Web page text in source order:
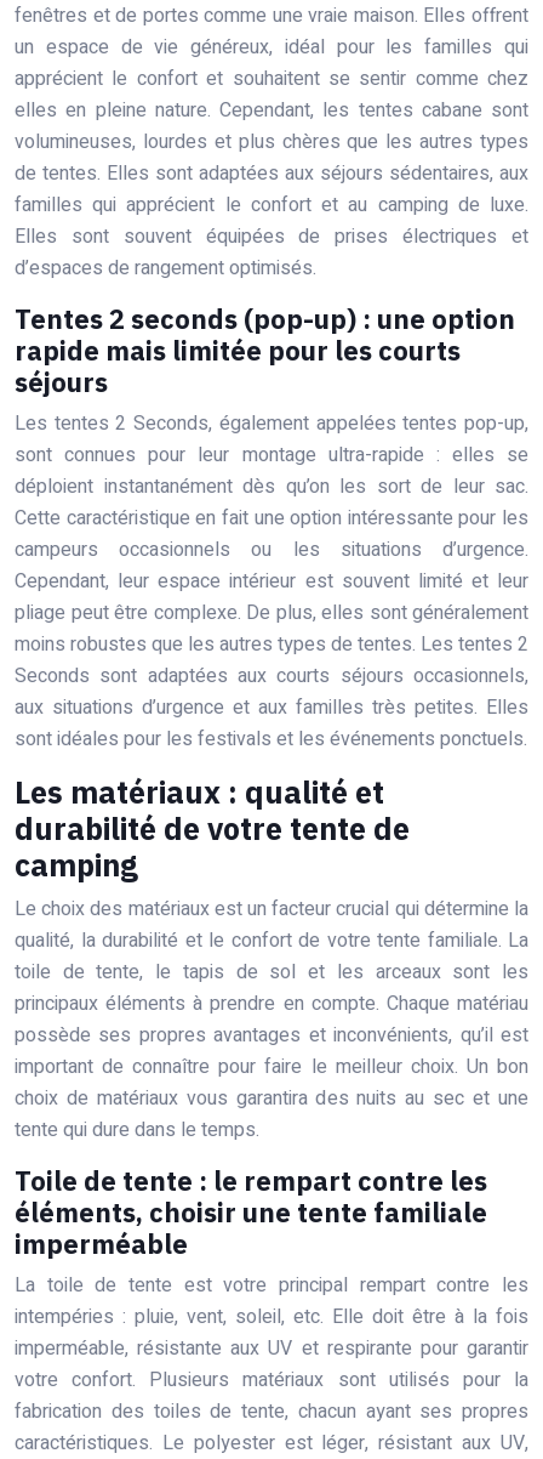
fenêtres et de portes comme une vraie maison. Elles offrent
un espace de vie généreux, idéal pour les familles qui
apprécient le confort et souhaitent se sentir comme chez
elles en pleine nature. Cependant, les tentes cabane sont
volumineuses, lourdes et plus chères que les autres types
de tentes. Elles sont adaptées aux séjours sédentaires, aux
familles qui apprécient le confort et au camping de luxe.
Elles sont souvent équipées de prises électriques et
d’espaces de rangement optimisés.
Tentes 2 seconds (pop-up) : une option
rapide mais limitée pour les courts
séjours
Les tentes 2 Seconds, également appelées tentes pop-up,
sont connues pour leur montage ultra-rapide : elles se
déploient instantanément dès qu’on les sort de leur sac.
Cette caractéristique en fait une option intéressante pour les
campeurs occasionnels ou les situations d’urgence.
Cependant, leur espace intérieur est souvent limité et leur
pliage peut être complexe. De plus, elles sont généralement
moins robustes que les autres types de tentes. Les tentes 2
Seconds sont adaptées aux courts séjours occasionnels,
aux situations d’urgence et aux familles très petites. Elles
sont idéales pour les festivals et les événements ponctuels.
Les matériaux : qualité et
durabilité de votre tente de
camping
Le choix des matériaux est un facteur crucial qui détermine la
qualité, la durabilité et le confort de votre tente familiale. La
toile de tente, le tapis de sol et les arceaux sont les
principaux éléments à prendre en compte. Chaque matériau
possède ses propres avantages et inconvénients, qu’il est
important de connaître pour faire le meilleur choix. Un bon
choix de matériaux vous garantira des nuits au sec et une
tente qui dure dans le temps.
Toile de tente : le rempart contre les
éléments, choisir une tente familiale
imperméable
La toile de tente est votre principal rempart contre les
intempéries : pluie, vent, soleil, etc. Elle doit être à la fois
imperméable, résistante aux UV et respirante pour garantir
votre confort. Plusieurs matériaux sont utilisés pour la
fabrication des toiles de tente, chacun ayant ses propres
caractéristiques. Le polyester est léger, résistant aux UV,